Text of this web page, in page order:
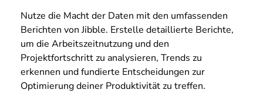
Nutze die Macht der Daten mit den umfassenden
Berichten von Jibble. Erstelle detaillierte Berichte,
um die Arbeitszeitnutzung und den
Projektfortschritt zu analysieren, Trends zu
erkennen und fundierte Entscheidungen zur
Optimierung deiner Produktivität zu treffen.